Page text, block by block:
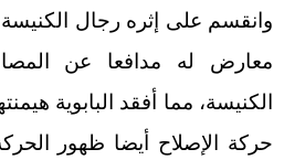
وانقسم على إثره رجال الكنيسة
معارض له مدافعا عن
الكنيسة، مما أفقد البابوية
حركة الإصلاح أيضا ظهور